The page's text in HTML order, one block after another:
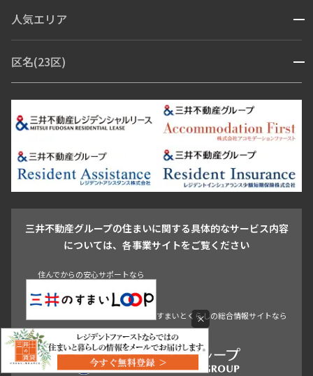
ブランドマンション
人気エリア 開閉
青山・表参道・原宿
市ヶ谷・神楽坂・飯田橋
三田・芝・浜松町
芝浦・汐留・品川
月島・勝どき・豊洲
本郷・春日・小石川
目白・高田馬場・早稲田
池尻大橋・三軒茶屋
祐天寺・学芸大学・自由が丘
駒沢・用賀・二子玉川
成城・砧
池袋・板橋・王子
青山 渋谷 東京・大手町 新宿 品川
目黒・中目黒
区名(23区) 開閉
江東区 台東区 墨田区
中野区
豊島区
杉並区 板橋区 練馬区 荒川区
足立区
葛飾区
江戸川区
三井不動産グループの住まいに関する具体的なサービス内容
については、各事業サイトをご覧ください
住んでからの安心サポートなら
×